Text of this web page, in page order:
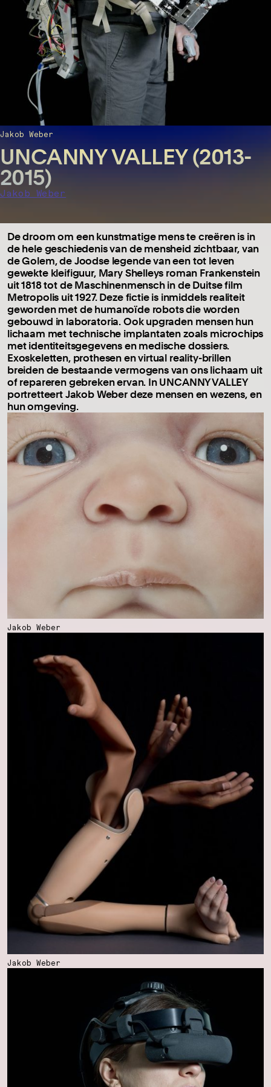
UNCANNY VALLEY (2013-
2015)
Jakob Weber
Jakob Weber
De droom om een kunstmatige mens te creëren is in
de hele geschiedenis van de mensheid zichtbaar, van
de Golem, de Joodse legende van een tot leven
gewekte kleifiguur, Mary Shelleys roman Frankenstein
uit 1818 tot de Maschinenmensch in de Duitse film
Metropolis uit 1927. Deze fictie is inmiddels realiteit
geworden met de humanoïde robots die worden
gebouwd in laboratoria. Ook upgraden mensen hun
lichaam met technische implantaten zoals microchips
met identiteitsgegevens en medische dossiers.
Exoskeletten, prothesen en virtual reality-brillen
breiden de bestaande vermogens van ons lichaam uit
of repareren gebreken ervan. In UNCANNY VALLEY
portretteert Jakob Weber deze mensen en wezens, en
hun omgeving.
Jakob Weber
Jakob Weber